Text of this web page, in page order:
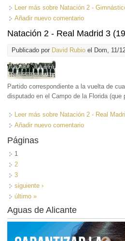
Leer más sobre Natación 2 -
Añadir nuevo comentario
Natación 2 - Real Madrid 3
Publicado por David Rubio el Dom, 11/
Partido correspondiente a la vuelta de
disputado en el Campo de la Florida (que
Leer más sobre Natación 2 - Real
Añadir nuevo comentario
Páginas
1
2
3
siguiente ›
último »
Aguas de Alicante